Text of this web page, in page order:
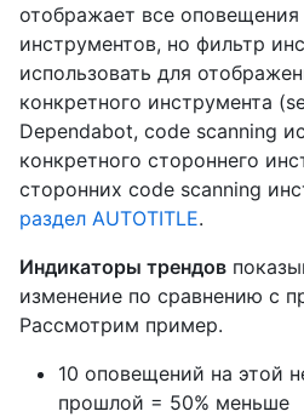
отображает все оповещения
инструментов, но фильтр
использовать для
конкретного инструмента
Dependabot, code scanning
конкретного стороннего
сторонних code scanning
раздел AUTOTITLE.
Индикаторы трендов
изменение по сравнению с
Рассмотрим пример.
10 оповещений на этой
прошлой = 50% меньше